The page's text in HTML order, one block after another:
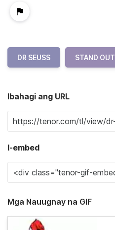
DR SEUSS STAND OUT
Ibahagi ang URL
I-embed
Mga Nauugnay na GIF